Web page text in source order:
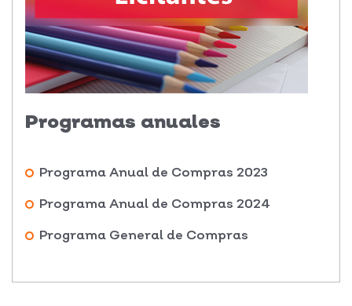
Programas anuales
Programa Anual de Compras 2023
Programa Anual de Compras 2024
Programa General de Compras